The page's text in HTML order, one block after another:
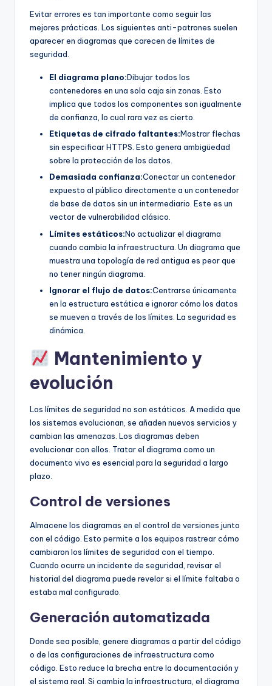
Evitar errores es tan importante como seguir las
mejores prácticas. Los siguientes anti-patrones suelen
aparecer en diagramas que carecen de límites de
seguridad.
El diagrama plano:Dibujar todos los
contenedores en una sola caja sin zonas. Esto
implica que todos los componentes son igualmente
de confianza, lo cual rara vez es cierto.
Etiquetas de cifrado faltantes:Mostrar flechas
sin especificar HTTPS. Esto genera ambigüedad
sobre la protección de los datos.
Demasiada confianza:Conectar un contenedor
expuesto al público directamente a un contenedor
de base de datos sin un intermediario. Este es un
vector de vulnerabilidad clásico.
Límites estáticos:No actualizar el diagrama
cuando cambia la infraestructura. Un diagrama que
muestra una topología de red antigua es peor que
no tener ningún diagrama.
Ignorar el flujo de datos:Centrarse únicamente
en la estructura estática e ignorar cómo los datos
se mueven a través de los límites. La seguridad es
dinámica.
Mantenimiento y
evolución
Los límites de seguridad no son estáticos. A medida que
los sistemas evolucionan, se añaden nuevos servicios y
cambian las amenazas. Los diagramas deben
evolucionar con ellos. Tratar el diagrama como un
documento vivo es esencial para la seguridad a largo
plazo.
Control de versiones
Almacene los diagramas en el control de versiones junto
con el código. Esto permite a los equipos rastrear cómo
cambiaron los límites de seguridad con el tiempo.
Cuando ocurre un incidente de seguridad, revisar el
historial del diagrama puede revelar si el límite faltaba o
estaba mal configurado.
Generación automatizada
Donde sea posible, genere diagramas a partir del código
o de las configuraciones de infraestructura como
código. Esto reduce la brecha entre la documentación y
el sistema real. Si cambia la infraestructura, el diagrama